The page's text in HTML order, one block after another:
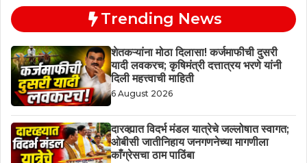
Trending News
शेतकऱ्यांना मोठा दिलासा! कर्जमाफीची दुसरी
यादी लवकरच; कृषिमंत्री दत्तात्रय भरणे यांनी
दिली महत्त्वाची माहिती
6 August 2026
दारव्ह्यात विदर्भ मंडल यात्रेचे जल्लोषात स्वागत;
ओबीसी जातीनिहाय जनगणनेच्या मागणीला
काँग्रेसचा ठाम पाठिंबा